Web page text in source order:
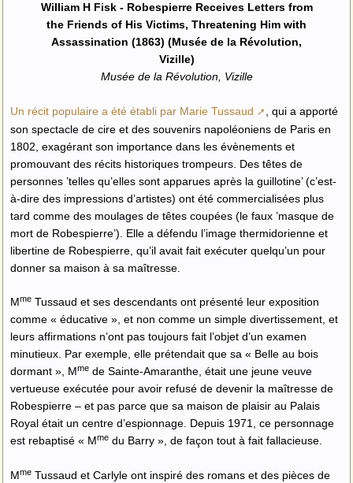
William H Fisk - Robespierre Receives Letters from
the Friends of His Victims, Threatening Him with
Assassination (1863) (Musée de la Révolution,
Vizille)
Musée de la Révolution, Vizille
Un récit populaire a été établi par Marie Tussaud
, qui a apporté
son spectacle de cire et des souvenirs napoléoniens de Paris en
1802, exagérant son importance dans les évènements et
promouvant des récits historiques trompeurs. Des têtes de
personnes ’telles qu’elles sont apparues après la guillotine’ (c’est-
à-dire des impressions d’artistes) ont été commercialisées plus
tard comme des moulages de têtes coupées (le faux ’masque de
mort de Robespierre’). Elle a défendu l’image thermidorienne et
libertine de Robespierre, qu’il avait fait exécuter quelqu’un pour
donner sa maison à sa maîtresse.
MmeTussaud et ses descendants ont présenté leur exposition
comme « éducative », et non comme un simple divertissement, et
leurs affirmations n’ont pas toujours fait l’objet d’un examen
minutieux. Par exemple, elle prétendait que sa « Belle au bois
dormant », Mmede Sainte-Amaranthe, était une jeune veuve
vertueuse exécutée pour avoir refusé de devenir la maîtresse de
Robespierre – et pas parce que sa maison de plaisir au Palais
Royal était un centre d’espionnage. Depuis 1971, ce personnage
est rebaptisé « Mmedu Barry », de façon tout à fait fallacieuse.
MmeTussaud et Carlyle ont inspiré des romans et des pièces de